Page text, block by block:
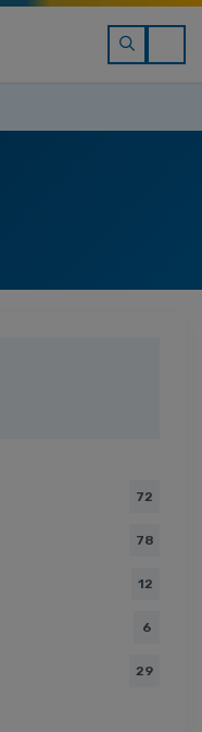
72
78
12
6
29